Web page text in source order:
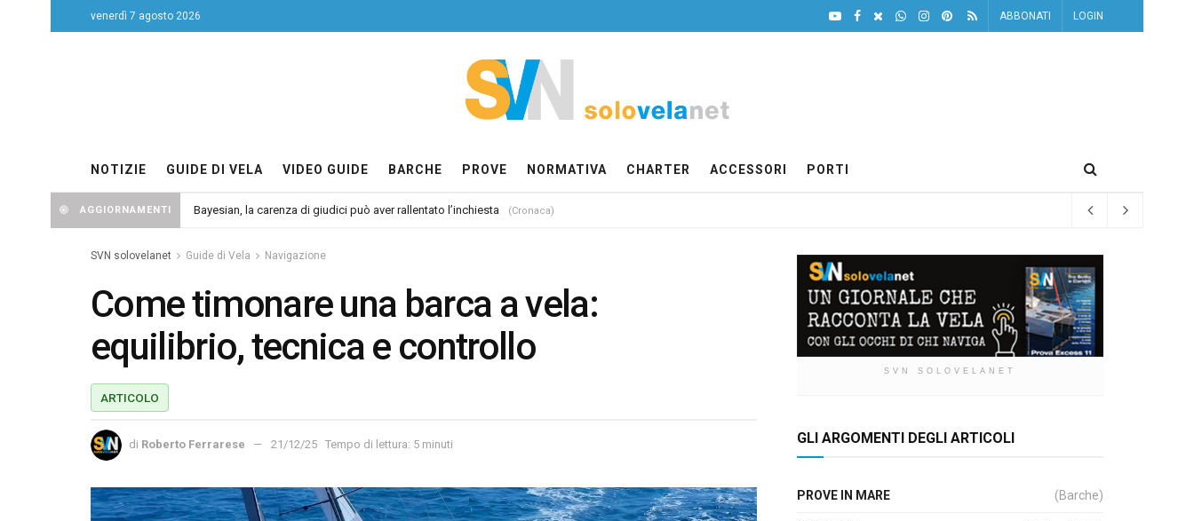
venerdì 7 agosto 2026 ABBONATI LOGIN
NOTIZIE GUIDE DI VELA VIDEO GUIDE BARCHE PROVE NORMATIVA CHARTER ACCESSORI PORTI
AGGIORNAMENTI Bayesian, la carenza di giudici può aver rallentato l’inchiesta (Cronaca)
SVN solovelanet Guide di Vela Navigazione
Come timonare una barca a vela:
equilibrio, tecnica e controllo
ARTICOLO
di Roberto Ferrarese 21/12/25 Tempo di lettura: 5 minuti
SVN SOLOVELANET
GLI ARGOMENTI DEGLI ARTICOLI
PROVE IN MARE (Barche)